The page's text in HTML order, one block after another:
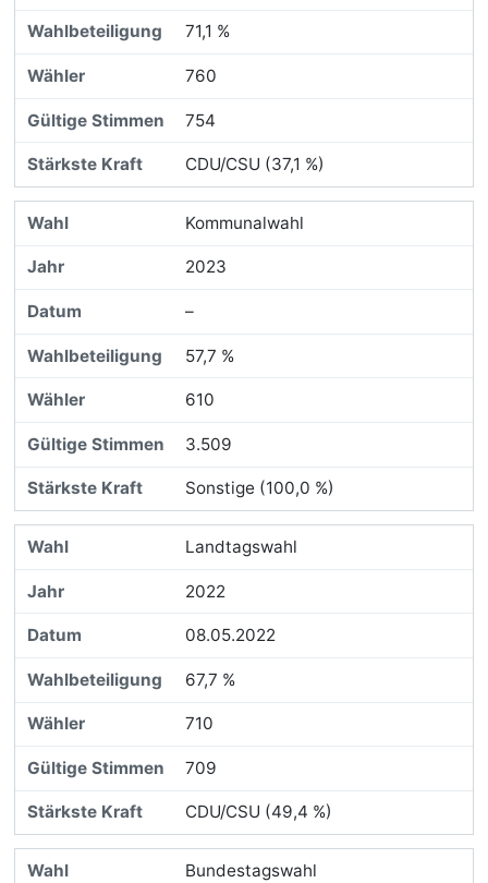
71,1 %
760
754
CDU/CSU (37,1 %)
Kommunalwahl
2023
–
57,7 %
610
3.509
Sonstige (100,0 %)
Landtagswahl
2022
08.05.2022
67,7 %
710
709
CDU/CSU (49,4 %)
Bundestagswahl